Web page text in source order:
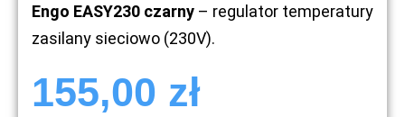
Engo EASY230 czarny – regulator temperatury
zasilany sieciowo (230V).
155,00 zł